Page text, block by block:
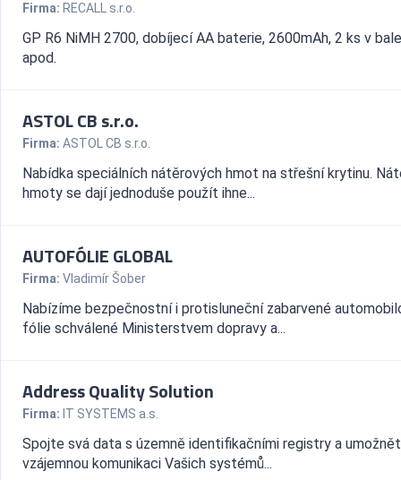
Firma: RECALL s.r.o.
GP R6 NiMH 2700, dobíjecí AA baterie, 2600mAh, 2 ks v
apod.
ASTOL CB s.r.o.
Firma: ASTOL CB s.r.o.
Nabídka speciálních nátěrových hmot na střešní krytinu.
hmoty se dají jednoduše použít ihne...
AUTOFÓLIE GLOBAL
Firma: Vladimír Šober
Nabízíme bezpečnostní i protisluneční zabarvené
fólie schválené Ministerstvem dopravy a...
Address Quality Solution
Firma: IT SYSTEMS a.s.
Spojte svá data s územně identifikačními registry a
vzájemnou komunikaci Vašich systémů...